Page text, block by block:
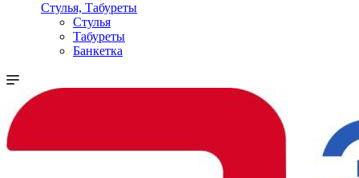
Стулья, Табуреты
Стулья
Табуреты
Банкетка